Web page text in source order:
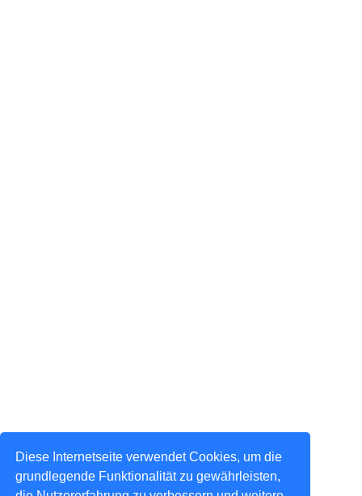
Diese Internetseite verwendet Cookies, um die
grundlegende Funktionalität zu gewährleisten,